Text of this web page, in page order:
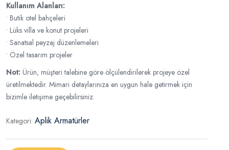
Kullanım Alanları:
• Butik otel bahçeleri
• Lüks villa ve konut projeleri
• Sanatsal peyzaj düzenlemeleri
• Özel tasarım projeler
Not: Ürün, müşteri talebine göre ölçülendirilerek projeye özel
üretilmektedir. Mimari detaylarınıza en uygun hale getirmek için
bizimle iletişime geçebilirsiniz.
Kategori: Aplik Armatürler